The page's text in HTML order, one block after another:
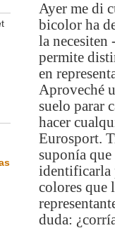
Ayer me di
bicolor ha
la necesiten
permite
en
Aproveché
suelo parar
hacer
Eurosport.
suponía que
identificarla
colores que
duda: